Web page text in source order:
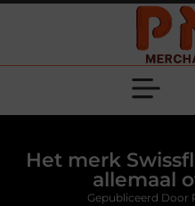
Het merk
allemaal
Gepubliceerd Door